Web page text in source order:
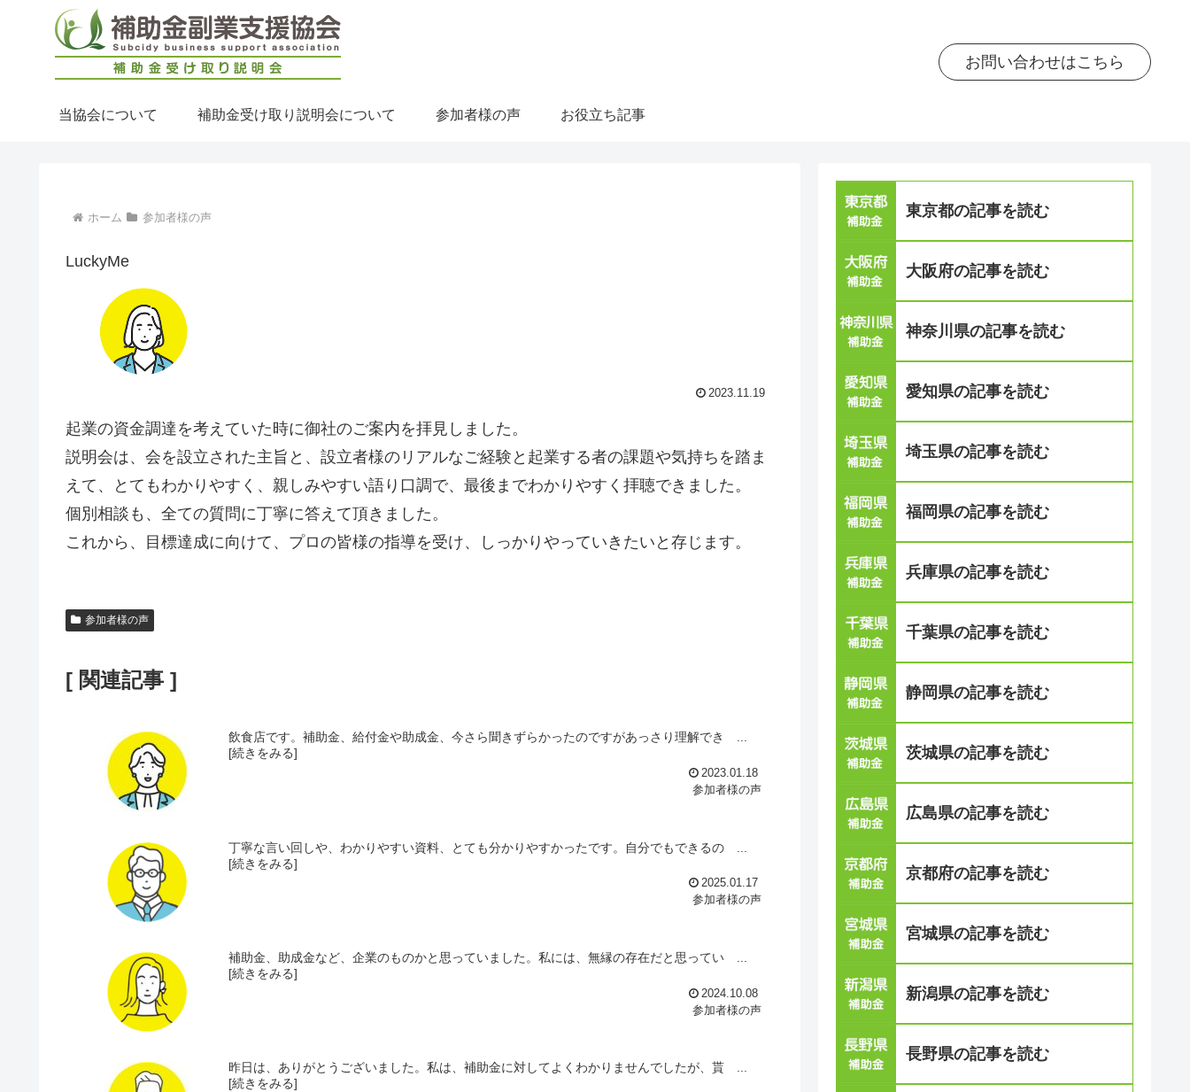
お問い合わせはこちら
当協会について 補助金受け取り説明会について 参加者様の声 お役立ち記事
ホーム 参加者様の声
LuckyMe
2023.11.19
起業の資金調達を考えていた時に御社のご案内を拝見しました。
説明会は、会を設立された主旨と、設立者様のリアルなご経験と起業する者の課題や気持ちを踏ま
えて、とてもわかりやすく、親しみやすい語り口調で、最後までわかりやすく拝聴できました。
個別相談も、全ての質問に丁寧に答えて頂きました。
これから、目標達成に向けて、プロの皆様の指導を受け、しっかりやっていきたいと存じます。
参加者様の声
[ 関連記事 ]
飲食店です。補助金、給付金や助成金、今さら聞きずらかったのですがあっさり理解でき ...
[続きをみる]
2023.01.18
参加者様の声
丁寧な言い回しや、わかりやすい資料、とても分かりやすかったです。自分でもできるの ...
[続きをみる]
2025.01.17
参加者様の声
補助金、助成金など、企業のものかと思っていました。私には、無縁の存在だと思ってい ...
[続きをみる]
2024.10.08
参加者様の声
昨日は、ありがとうございました。私は、補助金に対してよくわかりませんでしたが、貰 ...
[続きをみる]
東京都の記事を読む
大阪府の記事を読む
神奈川県の記事を読む
愛知県の記事を読む
埼玉県の記事を読む
福岡県の記事を読む
兵庫県の記事を読む
千葉県の記事を読む
静岡県の記事を読む
茨城県の記事を読む
広島県の記事を読む
京都府の記事を読む
宮城県の記事を読む
新潟県の記事を読む
長野県の記事を読む